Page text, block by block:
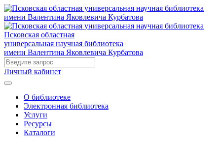
Псковская областная
универсальная научная библиотека
имени Валентина Яковлевича Курбатова
Личный кабинет
О библиотеке
Электронная библиотека
Услуги
Ресурсы
Каталоги